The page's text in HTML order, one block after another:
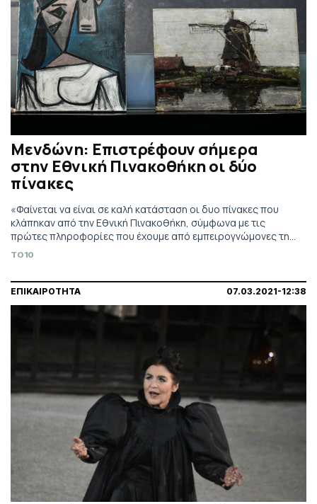
Μενδώνη: Επιστρέφουν σήμερα
στην Εθνική Πινακοθήκη οι δύο
πίνακες
«Φαίνεται να είναι σε καλή κατάσταση οι δυο πίνακες που
κλάπηκαν από την Εθνική Πινακοθήκη, σύμφωνα με τις
πρώτες πληροφορίες που έχουμε από εμπειρογνώμονες της
αστυνομίας που τους είδαν», τόνισε η υπουργός Πολιτισμού,
TO10
ΕΠΙΚΑΙΡΟΤΗΤΑ 07.03.2021-12:38